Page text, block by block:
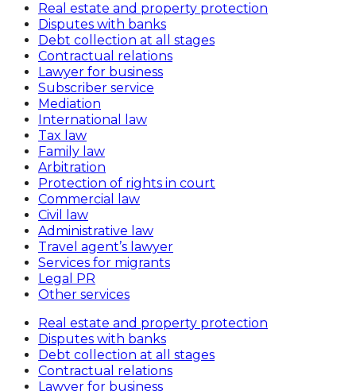
Real estate and property protection
Disputes with banks
Debt collection at all stages
Contractual relations
Lawyer for business
Subscriber service
Mediation
International law
Tax law
Family law
Arbitration
Protection of rights in court
Commercial law
Civil law
Administrative law
Travel agent’s lawyer
Services for migrants
Legal PR
Other services
Real estate and property protection
Disputes with banks
Debt collection at all stages
Contractual relations
Lawyer for business